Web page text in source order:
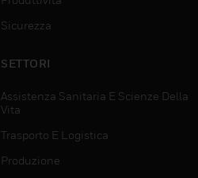
Sicurezza
SETTORI
Assistenza Sanitaria E Scienze Della
Vita
Trasporto E Logistica
Produzione